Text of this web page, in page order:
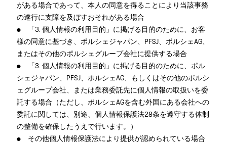
がある場合であって、本人の同意を得ることにより当該事務
の遂行に支障を及ぼすおそれがある場合
● 「3. 個人情報の利用目的」に掲げる目的のために、お客
様の同意に基づき、ポルシェジャパン、PFSJ、ポルシェAG、
またはその他のポルシェグループ会社に提供する場合
● 「3. 個人情報の利用目的」に掲げる目的のために、ポル
シェジャパン、PFSJ、ポルシェAG、もしくはその他のポルシ
ェグループ会社、または業務委託先に個人情報の取扱いを委
託する場合（ただし、ポルシェAGを含む外国にある会社への
委託に関しては、別途、個人情報保護法28条を遵守する体制
の整備を確保したうえで行います。）
● その他個人情報保護法により提供が認められている場合